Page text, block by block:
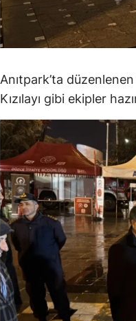
Anıtpark’ta
Kızılayı gibi ekipler